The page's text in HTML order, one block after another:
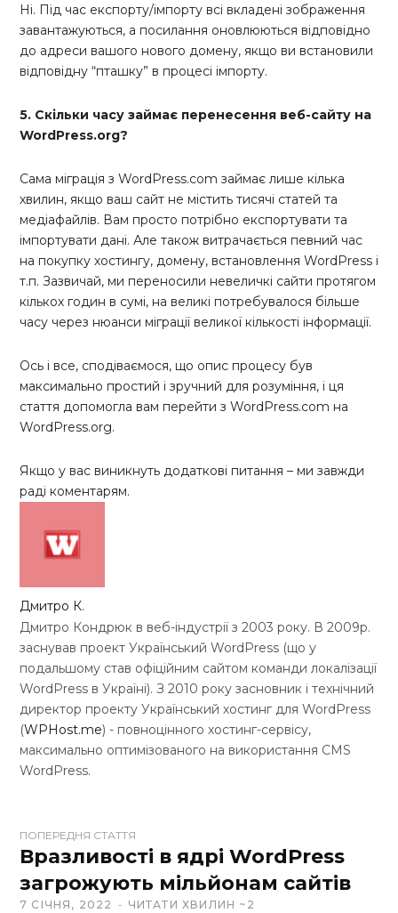
Ні. Під час експорту/імпорту всі вкладені зображення
завантажуються, а посилання оновлюються відповідно
до адреси вашого нового домену, якщо ви встановили
відповідну “пташку” в процесі імпорту.
5. Скільки часу займає перенесення веб-сайту на
WordPress.org?
Сама міграція з WordPress.com займає лише кілька
хвилин, якщо ваш сайт не містить тисячі статей та
медіафайлів. Вам просто потрібно експортувати та
імпортувати дані. Але також витрачається певний час
на покупку хостингу, домену, встановлення WordPress і
т.п. Зазвичай, ми переносили невеличкі сайти протягом
кількох годин в сумі, на великі потребувалося більше
часу через нюанси міграції великої кількості інформації.
Ось і все, сподіваємося, що опис процесу був
максимально простий і зручний для розуміння, і ця
стаття допомогла вам перейти з WordPress.com на
WordPress.org.
Якщо у вас виникнуть додаткові питання – ми завжди
раді коментарям.
Дмитро К.
Дмитро Кондрюк в веб-індустрії з 2003 року. В 2009р.
заснував проект Український WordPress (що у
подальшому став офіційним сайтом команди локалізації
WordPress в Україні). З 2010 року засновник і технічний
директор проекту Український хостинг для WordPress
(WPHost.me) - повноцінного хостинг-сервісу,
максимально оптимізованого на використання CMS
WordPress.
e
b
s
i
ПОПЕРЕДНЯ СТАТТЯ
Вразливості в ядрі WordPress
загрожують мільйонам сайтів
7 СІЧНЯ, 2022 ЧИТАТИ ХВИЛИН ~2